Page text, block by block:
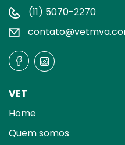
(11) 5070-2270
VET
Home
Quem somos